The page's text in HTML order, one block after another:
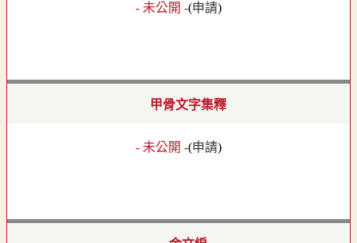
- 未公開 -(申請)
甲骨文字集釋
- 未公開 -(申請)